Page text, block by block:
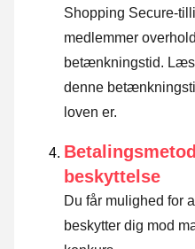
Shopping Secure-
medlemmer
betænkningstid.
denne
loven er.
beskyttelse
Du får mulighed for
beskytter dig mod